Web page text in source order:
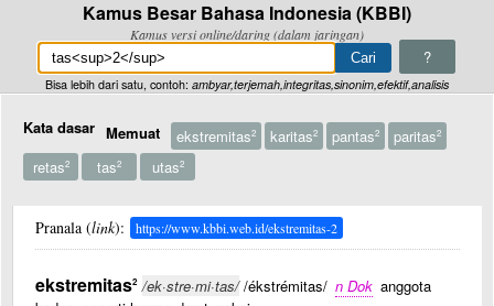
Kamus Besar Bahasa Indonesia (KBBI)
Kamus versi online/daring (dalam jaringan)
?
Bisa lebih dari satu, contoh: ambyar,terjemah,integritas,sinonim,efektif,analisis
Kata dasar Memuat ekstremitas2 karitas2 pantas2 paritas2
retas2 tas2 utas2
Pranala (link): https://www.kbbi.web.id/ekstremitas-2
ekstremitas2 /ek·stre·mi·tas//ékstrémitas/ n Dok anggota